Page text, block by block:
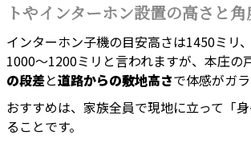
トやインターホン設置の高さと
インターホン子機の目安高さは1450ミリ
1000〜1200ミリと言われますが、本庄の
の段差と道路からの敷地高さで体感がガ
おすすめは、家族全員で現地に立って「
ることです。